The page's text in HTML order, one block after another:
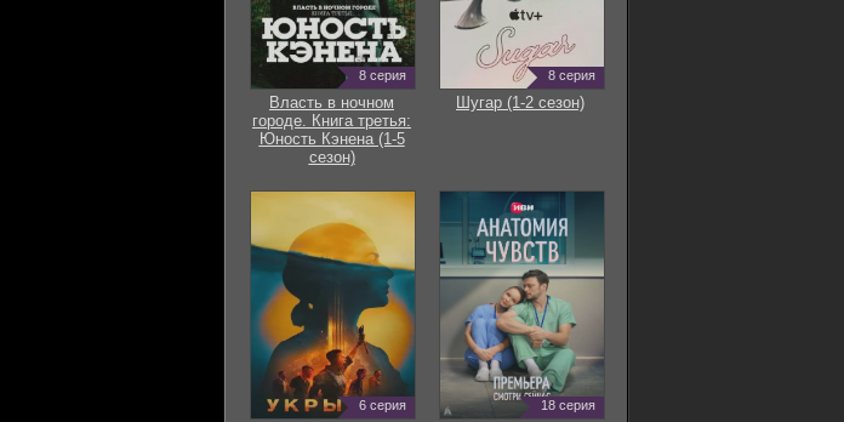
8 серия
Власть в ночном
городе. Книга третья:
Юность Кэнена (1-5
сезон)
8 серия
Шугар (1-2 сезон)
6 серия 18 серия